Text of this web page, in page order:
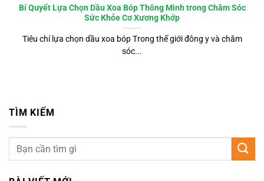
Bí Quyết Lựa Chọn Dầu Xoa Bóp Thông Minh trong Chăm Sóc
Sức Khỏe Cơ Xương Khớp
Tiêu chí lựa chọn dầu xoa bóp Trong thế giới đông y và chăm
sóc...
TÌM KIẾM